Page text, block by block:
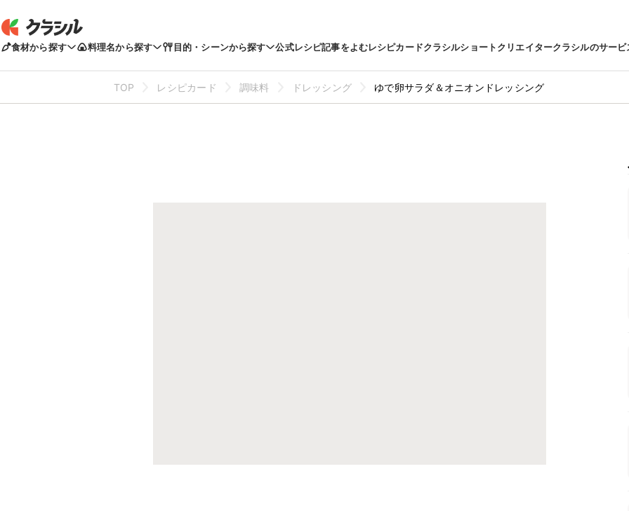
食材から探す 料理名から探す 目的・シーンから探す 公式レシピ記事をよむレシピカードクラシルショートクリエイタークラシルのサービ
TOP レシピカード 調味料 ドレッシング ゆで卵サラダ＆オニオンドレッシング